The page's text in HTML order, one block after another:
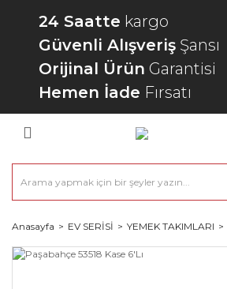
24 Saatte kargo
Güvenli Alışveriş Şansı
Orijinal Ürün Garantisi
Hemen İade Fırsatı
Anasayfa EV SERİSİ YEMEK TAKIMLARI